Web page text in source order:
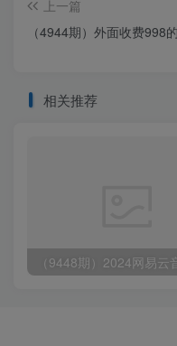
上一篇
（4944期）外面收费
相关推荐